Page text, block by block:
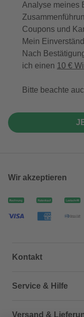
Analyse meines
Coupons und
Mein
Nach
ich einen 10 €
Bitte beachte
Wir akzeptieren
Kontakt
Dein Kontakt zu uns
Service & Hilfe
Häufige Fragen
Versand &